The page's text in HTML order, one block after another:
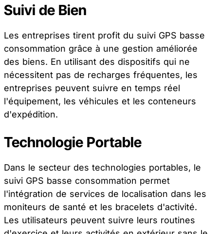
Suivi de Bien
Les entreprises tirent profit du suivi GPS basse
consommation grâce à une gestion améliorée
des biens. En utilisant des dispositifs qui ne
nécessitent pas de recharges fréquentes, les
entreprises peuvent suivre en temps réel
l'équipement, les véhicules et les conteneurs
d'expédition.
Technologie Portable
Dans le secteur des technologies portables, le
suivi GPS basse consommation permet
l'intégration de services de localisation dans les
moniteurs de santé et les bracelets d'activité.
Les utilisateurs peuvent suivre leurs routines